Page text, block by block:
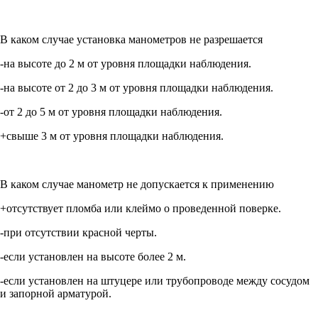
В каком случае установка манометров не разрешается
-на высоте до 2 м от уровня площадки наблюдения.
-на высоте от 2 до 3 м от уровня площадки наблюдения.
-от 2 до 5 м от уровня площадки наблюдения.
+свыше 3 м от уровня площадки наблюдения.
В каком случае манометр не допускается к применению
+отсутствует пломба или клеймо о проведенной поверке.
-при отсутствии красной черты.
-если установлен на высоте более 2 м.
-если установлен на штуцере или трубопроводе между сосудом
и запорной арматурой.